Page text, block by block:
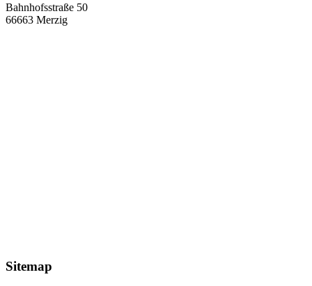
Bahnhofsstraße 50
66663 Merzig
Sitemap